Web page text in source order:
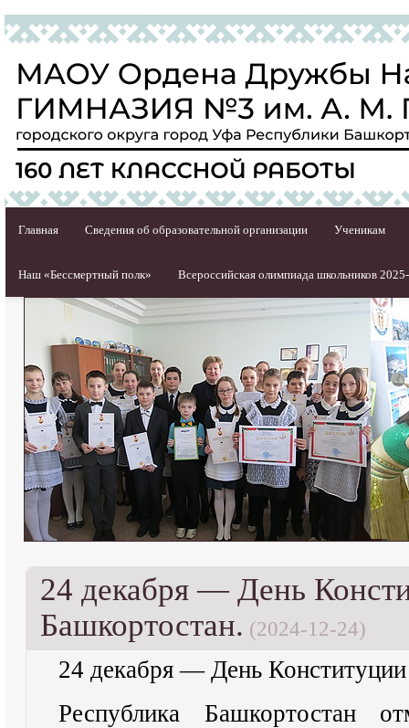
Главная Сведения об образовательной организации Ученикам
Наш «Бессмертный полк» Всероссийская олимпиада школьников
24 декабря — День
Башкортостан. (2024-12-24)
24 декабря — День
Республика Башкортостан